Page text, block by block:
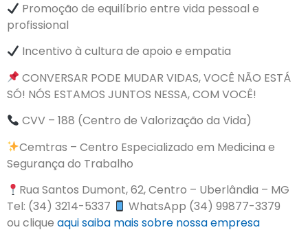
Promoção de equilíbrio entre vida pessoal e
profissional
Incentivo à cultura de apoio e empatia
CONVERSAR PODE MUDAR VIDAS, VOCÊ NÃO ESTÁ
SÓ! NÓS ESTAMOS JUNTOS NESSA, COM VOCÊ!
CVV – 188 (Centro de Valorização da Vida)
Cemtras – Centro Especializado em Medicina e
Segurança do Trabalho
Rua Santos Dumont, 62, Centro – Uberlândia – MG
Tel: (34) 3214-5337
WhatsApp (34) 99877-3379
ou clique aquisaiba mais sobre nossa empresa